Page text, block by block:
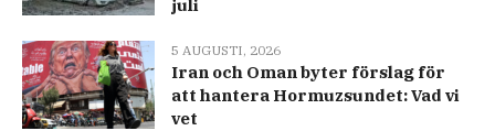
juli
5 AUGUSTI, 2026
Iran och Oman byter förslag för
att hantera Hormuzsundet: Vad vi
vet